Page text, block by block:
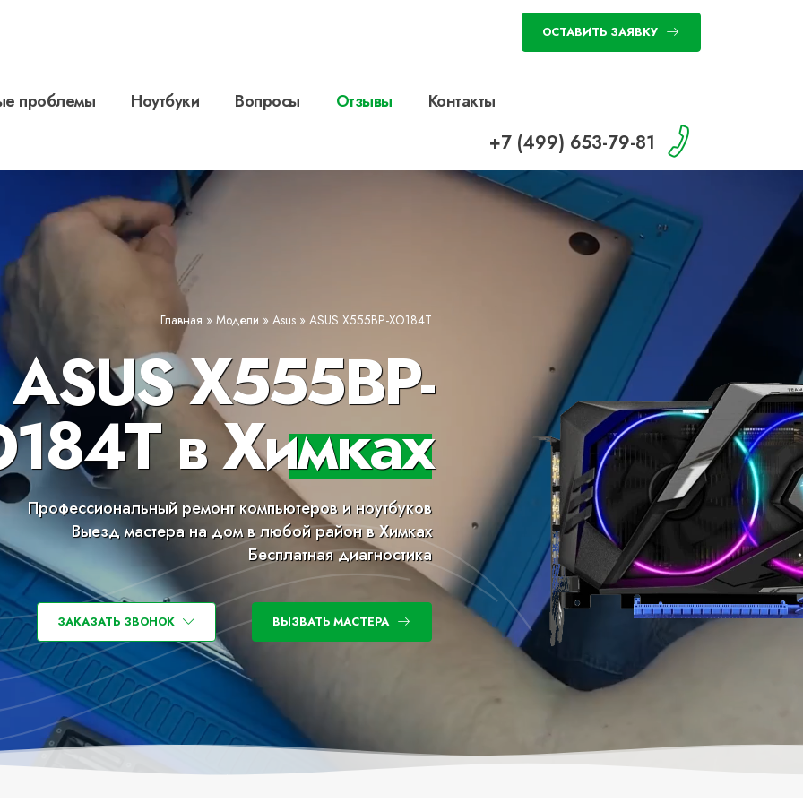
ОСТАВИТЬ ЗАЯВКУ
проблемы Ноутбуки Вопросы Отзывы Контакты
+7 (499) 653-79-81
Главная » Модели » Asus » ASUS X555BP-XO184T
X555BP-
в Химках
Профессиональный ремонт компьютеров и ноутбуков
Выезд мастера на дом в любой район в Химках
Бесплатная диагностика
ЗАКАЗАТЬ ЗВОНОК ВЫЗВАТЬ МАСТЕРА